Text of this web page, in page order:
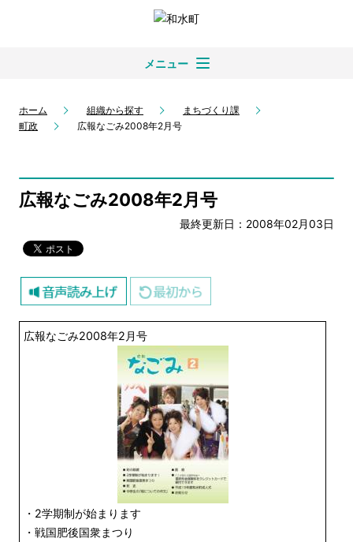
メニュー
ホーム 組織から探す
まちづくり課
町政
広報なごみ2008年2月号
広報なごみ2008年2月号
最終更新日：2008年02月03日
広報なごみ2008年2月号
・2学期制が始まります
・戦国肥後国衆まつり